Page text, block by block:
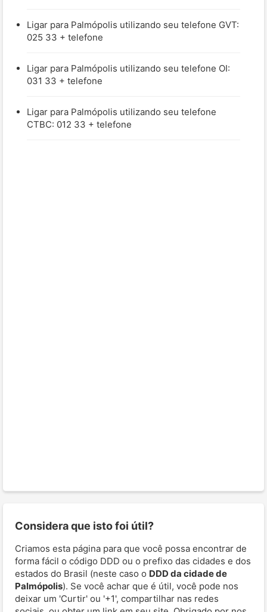
Ligar para Palmópolis utilizando seu telefone GVT:
025 33 + telefone
Ligar para Palmópolis utilizando seu telefone OI:
031 33 + telefone
Ligar para Palmópolis utilizando seu telefone
CTBC: 012 33 + telefone
Considera que isto foi útil?
Criamos esta página para que você possa encontrar de
forma fácil o código DDD ou o prefixo das cidades e dos
estados do Brasil (neste caso o DDD da cidade de
Palmópolis). Se você achar que é útil, você pode nos
deixar um 'Curtir' ou '+1', compartilhar nas redes